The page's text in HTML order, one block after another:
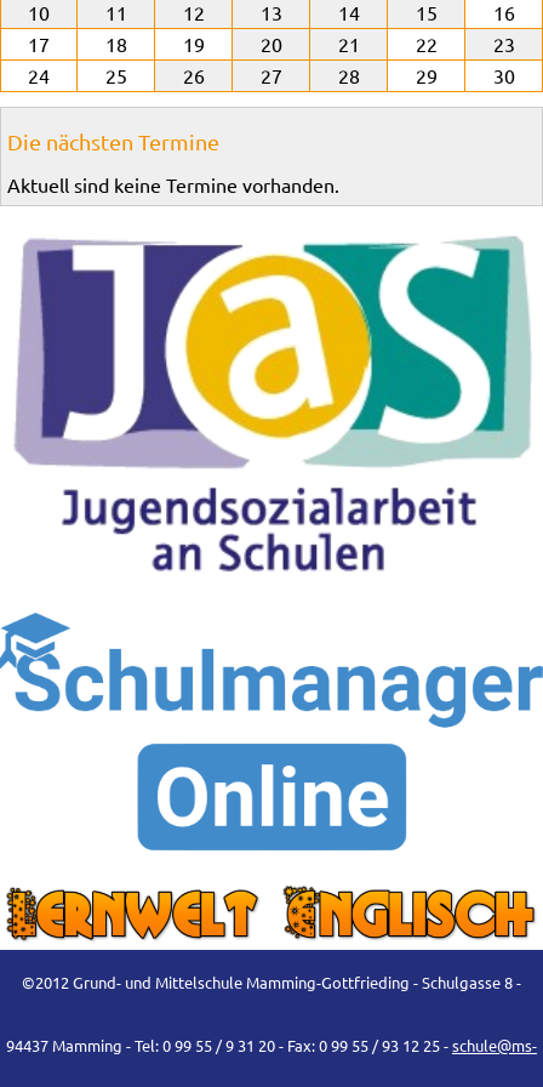
10
11 12 13 14 15
16
17
18 19 20 21 22
23
24
25 26 27 28 29 30
Die nächsten Termine
Aktuell sind keine Termine vorhanden.
©2012 Grund- und Mittelschule Mamming-Gottfrieding - Schulgasse 8 -
94437 Mamming - Tel: 0 99 55 / 9 31 20 - Fax: 0 99 55 / 93 12 25 -schule@ms-